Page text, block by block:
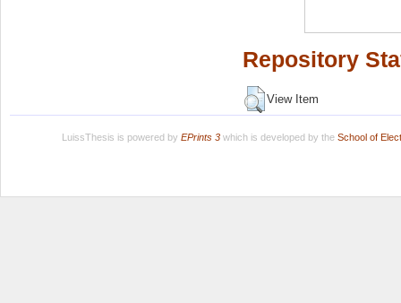
Repository
View Item
LuissThesis is powered by EPrints 3which is developed by the School of